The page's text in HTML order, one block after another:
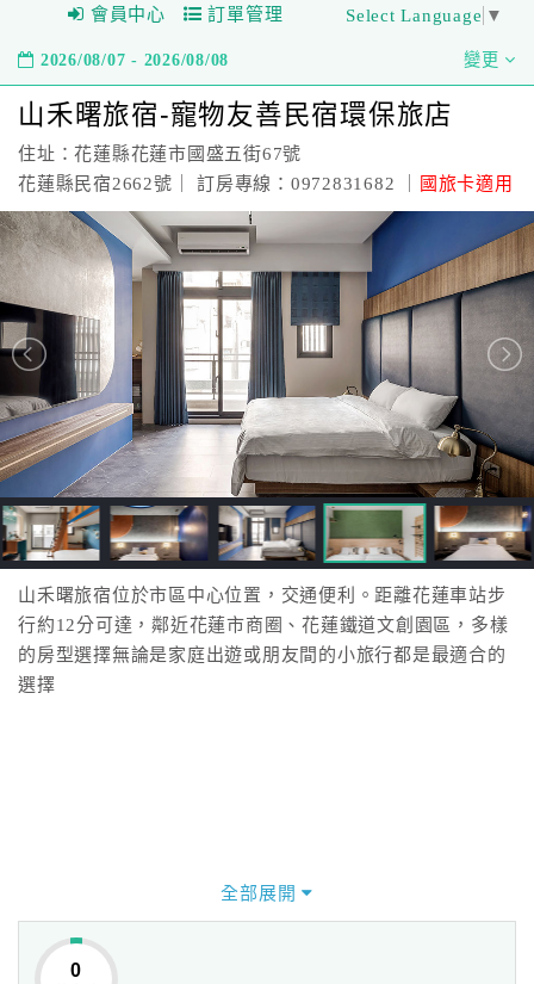
會員中心 訂單管理 Select Language ▼
2026/08/07 - 2026/08/08 變更
山禾曙旅宿-寵物友善民宿環保旅店
住址：花蓮縣花蓮市國盛五街67號
花蓮縣民宿2662號｜ 訂房專線：0972831682 ｜
國旅卡適用
山禾曙旅宿位於市區中心位置，交通便利。距離花蓮車站步
行約12分可達，鄰近花蓮市商圈、花蓮鐵道文創園區，多樣
的房型選擇無論是家庭出遊或朋友間的小旅行都是最適合的
選擇
全部展開
0